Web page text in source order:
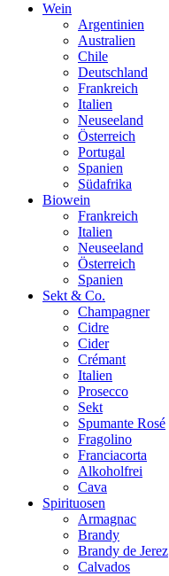
Wein
Argentinien
Australien
Chile
Deutschland
Frankreich
Italien
Neuseeland
Österreich
Portugal
Spanien
Südafrika
Biowein
Frankreich
Italien
Neuseeland
Österreich
Spanien
Sekt & Co.
Champagner
Cidre
Cider
Crémant
Italien
Prosecco
Sekt
Spumante Rosé
Fragolino
Franciacorta
Alkoholfrei
Cava
Spirituosen
Armagnac
Brandy
Brandy de Jerez
Calvados